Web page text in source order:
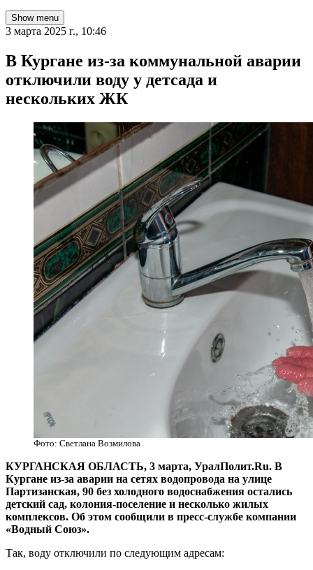
Show menu
3 марта 2025 г., 10:46
В Кургане из-за коммунальной аварии
отключили воду у детсада и
нескольких ЖК
Фото: Светлана Возмилова
КУРГАНСКАЯ ОБЛАСТЬ, 3 марта, УралПолит.Ru. В
Кургане из-за аварии на сетях водопровода на улице
Партизанская, 90 без холодного водоснабжения остались
детский сад, колония-поселение и несколько жилых
комплексов. Об этом сообщили в пресс-службе компании
«Водный Союз».
Так, воду отключили по следующим адресам: